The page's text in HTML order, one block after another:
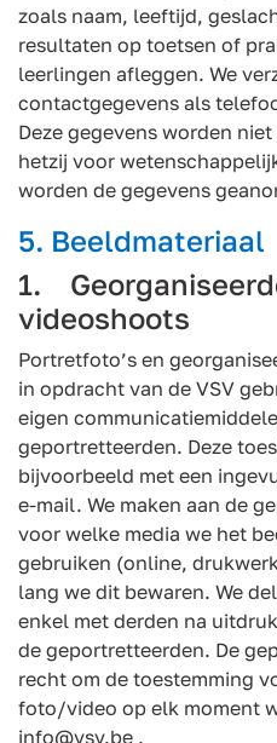
zoals naam, leeftijd,
resultaten op toetsen of
leerlingen afleggen. We
contactgegevens als
Deze gegevens worden
hetzij voor
worden de gegevens
5. Beeldmateriaal
1.
videoshoots
Portretfoto’s en
in opdracht van de VSV
eigen
geportretteerden. Deze
bijvoorbeeld met een
e-mail. We maken aan de
voor welke media we het
gebruiken (online,
lang we dit bewaren. We
enkel met derden na
de geportretteerden. De
recht om de toestemming
foto/video op elk moment
info@vsv.be .